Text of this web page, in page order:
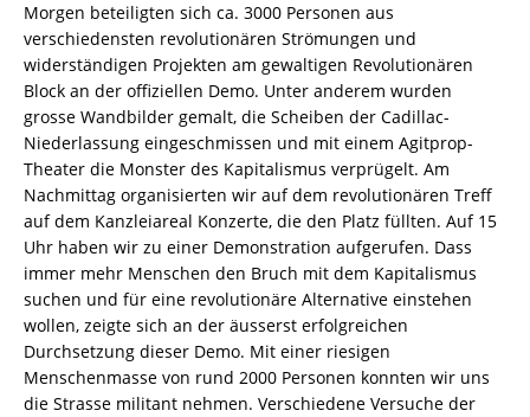
Morgen beteiligten sich ca. 3000 Personen aus
verschiedensten revolutionären Strömungen und
widerständigen Projekten am gewaltigen Revolutionären
Block an der offiziellen Demo. Unter anderem wurden
grosse Wandbilder gemalt, die Scheiben der Cadillac-
Niederlassung eingeschmissen und mit einem Agitprop-
Theater die Monster des Kapitalismus verprügelt. Am
Nachmittag organisierten wir auf dem revolutionären Treff
auf dem Kanzleiareal Konzerte, die den Platz füllten. Auf 15
Uhr haben wir zu einer Demonstration aufgerufen. Dass
immer mehr Menschen den Bruch mit dem Kapitalismus
suchen und für eine revolutionäre Alternative einstehen
wollen, zeigte sich an der äusserst erfolgreichen
Durchsetzung dieser Demo. Mit einer riesigen
Menschenmasse von rund 2000 Personen konnten wir uns
die Strasse militant nehmen. Verschiedene Versuche der